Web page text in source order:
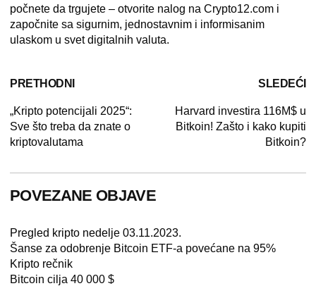
počnete da trgujete – otvorite nalog na Crypto12.com i
započnite sa sigurnim, jednostavnim i informisanim
ulaskom u svet digitalnih valuta.
PRETHODNI
„Kripto potencijali 2025“:
Sve što treba da znate o
kriptovalutama
SLEDEĆI
Harvard investira 116M$ u
Bitkoin! Zašto i kako kupiti
Bitkoin?
POVEZANE OBJAVE
Pregled kripto nedelje 03.11.2023.
Šanse za odobrenje Bitcoin ETF-a povećane na 95%
Kripto rečnik
Bitcoin cilja 40 000 $